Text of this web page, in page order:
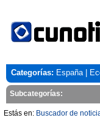
Categorías: España|
Subcategorías:
Estás en: Buscador de